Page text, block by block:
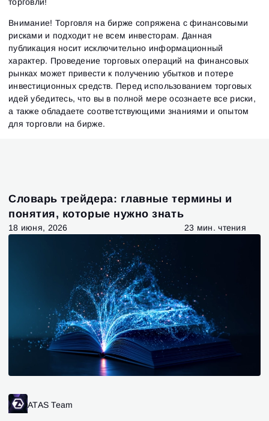
Внимание! Торговля на бирже сопряжена с финансовыми
рисками и подходит не всем инвесторам. Данная
публикация носит исключительно информационный
характер. Проведение торговых операций на финансовых
рынках может привести к получению убытков и потере
инвестиционных средств. Перед использованием торговых
идей убедитесь, что вы в полной мере осознаете все риски,
а также обладаете соответствующими знаниями и опытом
для торговли на бирже.
Словарь трейдера: главные термины и
понятия, которые нужно знать
18 июня, 2026 23 мин. чтения
ATAS Team